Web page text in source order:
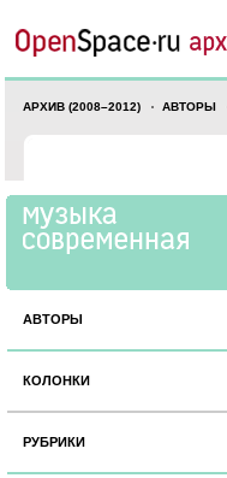
АРХИВ (2008–2012) АВТОРЫ
АВТОРЫ
КОЛОНКИ
РУБРИКИ